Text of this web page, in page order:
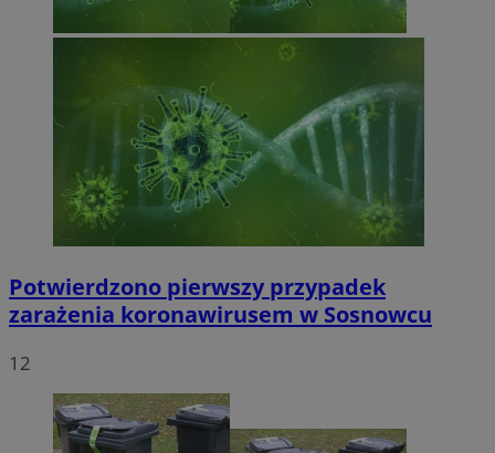
Potwierdzono pierwszy przypadek
zarażenia koronawirusem w Sosnowcu
12